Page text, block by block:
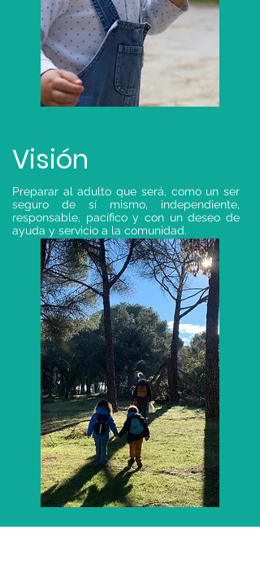
Visión
Preparar al adulto que será, como un ser
seguro de sí mismo, independiente,
responsable, pacífico y con un deseo de
ayuda y servicio a la comunidad.